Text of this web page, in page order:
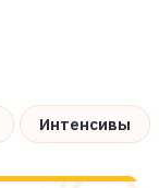
Интенсивы